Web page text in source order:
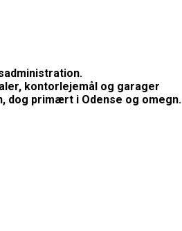
kontorlejemål og garager
dog primært i Odense og omegn.